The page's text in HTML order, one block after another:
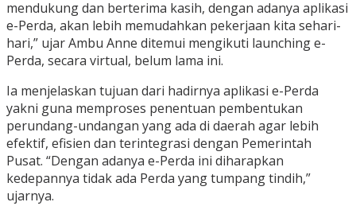
mendukung dan berterima kasih, dengan adanya aplikasi
e-Perda, akan lebih memudahkan pekerjaan kita sehari-
hari,” ujar Ambu Anne ditemui mengikuti launching e-
Perda, secara virtual, belum lama ini.
Ia menjelaskan tujuan dari hadirnya aplikasi e-Perda
yakni guna memproses penentuan pembentukan
perundang-undangan yang ada di daerah agar lebih
efektif, efisien dan terintegrasi dengan Pemerintah
Pusat. “Dengan adanya e-Perda ini diharapkan
kedepannya tidak ada Perda yang tumpang tindih,”
ujarnya.